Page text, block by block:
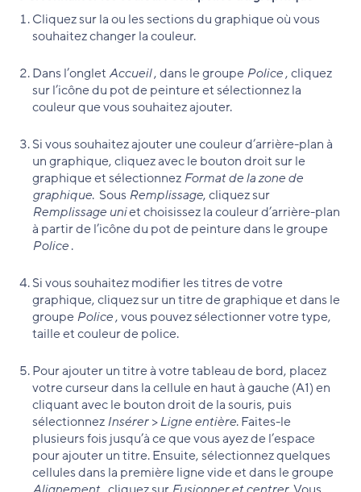
Cliquez sur la ou les sections du graphique où vous
souhaitez changer la couleur.
Dans l’ongletAccueil, dans le groupePolice, cliquez
sur l’icône du pot de peinture et sélectionnez la
couleur que vous souhaitez ajouter.
Si vous souhaitez ajouter une couleur d’arrière-plan à
un graphique, cliquez avec le bouton droit sur le
graphique et sélectionnezFormat de la zone de
graphique. Sous Remplissage, cliquez sur
Remplissage uniet choisissez la couleur d’arrière-plan
à partir de l’icône du pot de peinture dans le groupe
Police.
Si vous souhaitez modifier les titres de votre
graphique, cliquez sur un titre de graphique et dans le
groupePolice, vous pouvez sélectionner votre type,
taille et couleur de police.
Pour ajouter un titre à votre tableau de bord, placez
votre curseur dans la cellule en haut à gauche (A1) en
cliquant avec le bouton droit de la souris, puis
sélectionnezInsérer > Ligne entière. Faites-le
plusieurs fois jusqu’à ce que vous ayez de l’espace
pour ajouter un titre. Ensuite, sélectionnez quelques
cellules dans la première ligne vide et dans le groupe